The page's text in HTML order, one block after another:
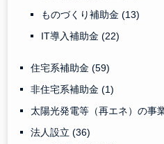
ものづくり補助金(13)
IT導入補助金(22)
住宅系補助金(59)
非住宅系補助金(1)
太陽光発電等（再エネ）の事
法人設立(36)